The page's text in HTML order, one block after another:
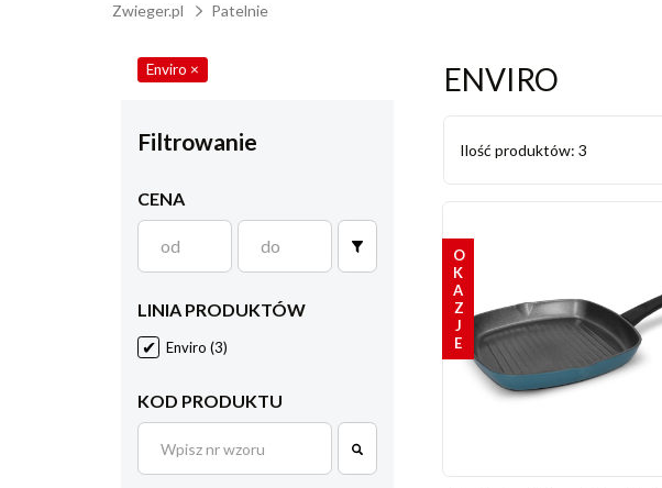
Zwieger.pl Patelnie
Enviro ×
Filtrowanie
CENA
LINIA PRODUKTÓW
Enviro (3)
KOD PRODUKTU
ENVIRO
Ilość produktów: 3
OKAZJE